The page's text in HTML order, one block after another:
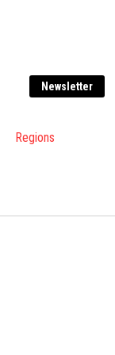
Newsletter
Regions